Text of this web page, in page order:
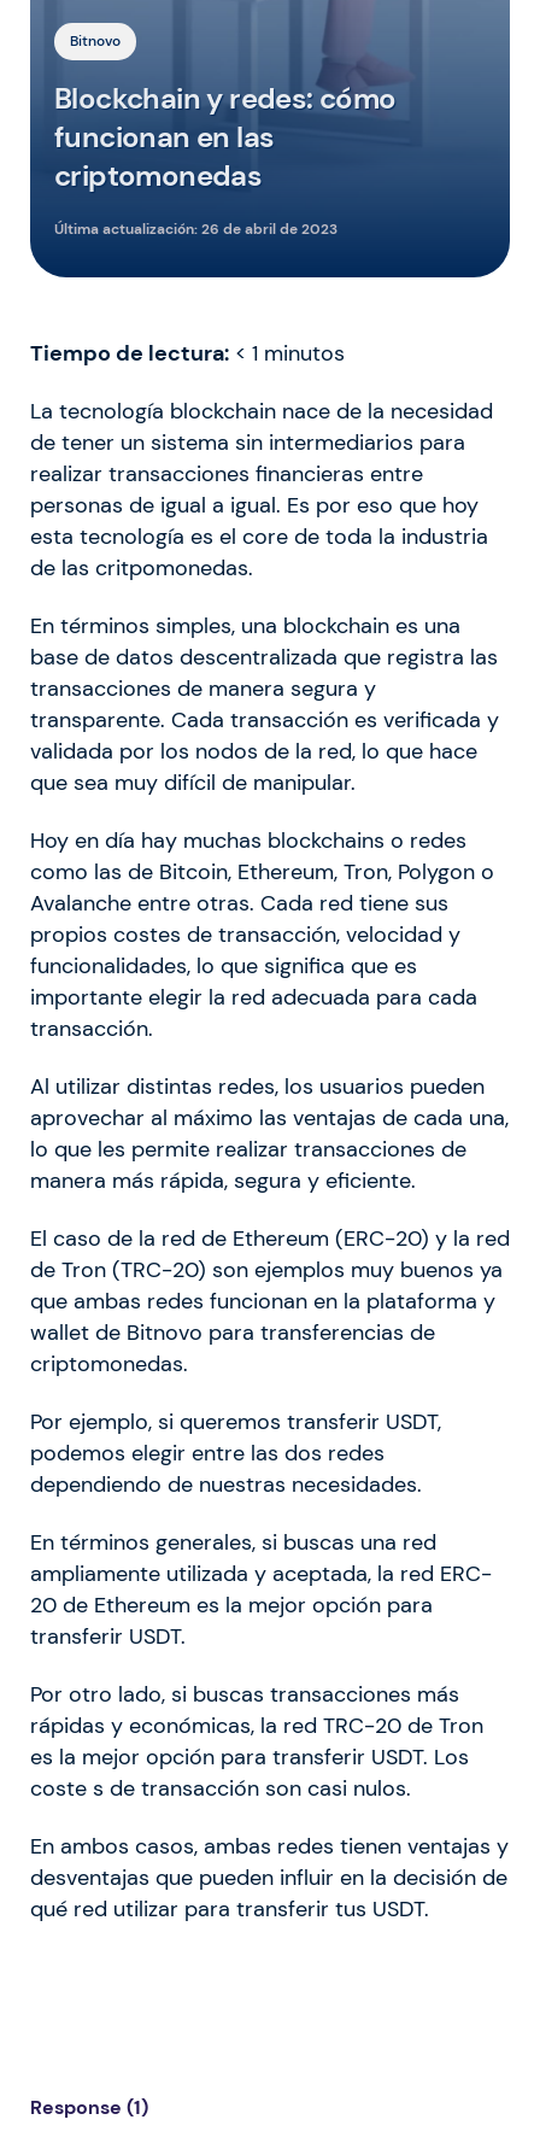
Bitnovo
Blockchain y redes: cómo
funcionan en las
criptomonedas
Última actualización:26 de abril de 2023
Tiempo de lectura: < 1 minutos
La tecnología blockchain nace de la necesidad
de tener un sistema sin intermediarios para
realizar transacciones financieras entre
personas de igual a igual. Es por eso que hoy
esta tecnología es el core de toda la industria
de las critpomonedas.
En términos simples, una blockchain es una
base de datos descentralizada que registra las
transacciones de manera segura y
transparente. Cada transacción es verificada y
validada por los nodos de la red, lo que hace
que sea muy difícil de manipular.
Hoy en día hay muchas blockchains o redes
como las de Bitcoin, Ethereum, Tron, Polygon o
Avalanche entre otras. Cada red tiene sus
propios costes de transacción, velocidad y
funcionalidades, lo que significa que es
importante elegir la red adecuada para cada
transacción.
Al utilizar distintas redes, los usuarios pueden
aprovechar al máximo las ventajas de cada una,
lo que les permite realizar transacciones de
manera más rápida, segura y eficiente.
El caso de la red de Ethereum (ERC-20) y la red
de Tron (TRC-20) son ejemplos muy buenos ya
que ambas redes funcionan en la plataforma y
wallet de Bitnovo para transferencias de
criptomonedas.
Por ejemplo, si queremos transferir USDT,
podemos elegir entre las dos redes
dependiendo de nuestras necesidades.
En términos generales, si buscas una red
ampliamente utilizada y aceptada, la red ERC-
20 de Ethereum es la mejor opción para
transferir USDT.
Por otro lado, si buscas transacciones más
rápidas y económicas, la red TRC-20 de Tron
es la mejor opción para transferir USDT. Los
coste s de transacción son casi nulos.
En ambos casos, ambas redes tienen ventajas y
desventajas que pueden influir en la decisión de
qué red utilizar para transferir tus USDT.
Response (1)